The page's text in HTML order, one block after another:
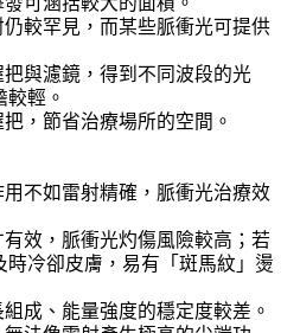
較罕見，而某些脈衝光可提供
與濾鏡，得到不同波段的光
輕。
，節省治療場所的空間。
不如雷射精確，脈衝光治療效
效，脈衝光灼傷風險較高；若
冷卻皮膚，易有「斑馬紋」燙
成、能量強度的穩定度較差。